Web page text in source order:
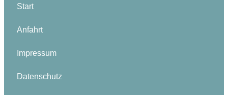
Start
Anfahrt
Impressum
Datenschutz